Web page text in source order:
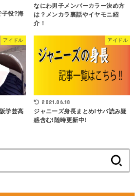
子役?海
なにわ男子メンバーカラー決め方
は？メンカラ裏話やイヤモニ紹
介！
アイドル
学芸高
アイドル
2021.06.18
ジャニーズ身長まとめ!サバ読み疑
惑含む!随時更新中!
索: